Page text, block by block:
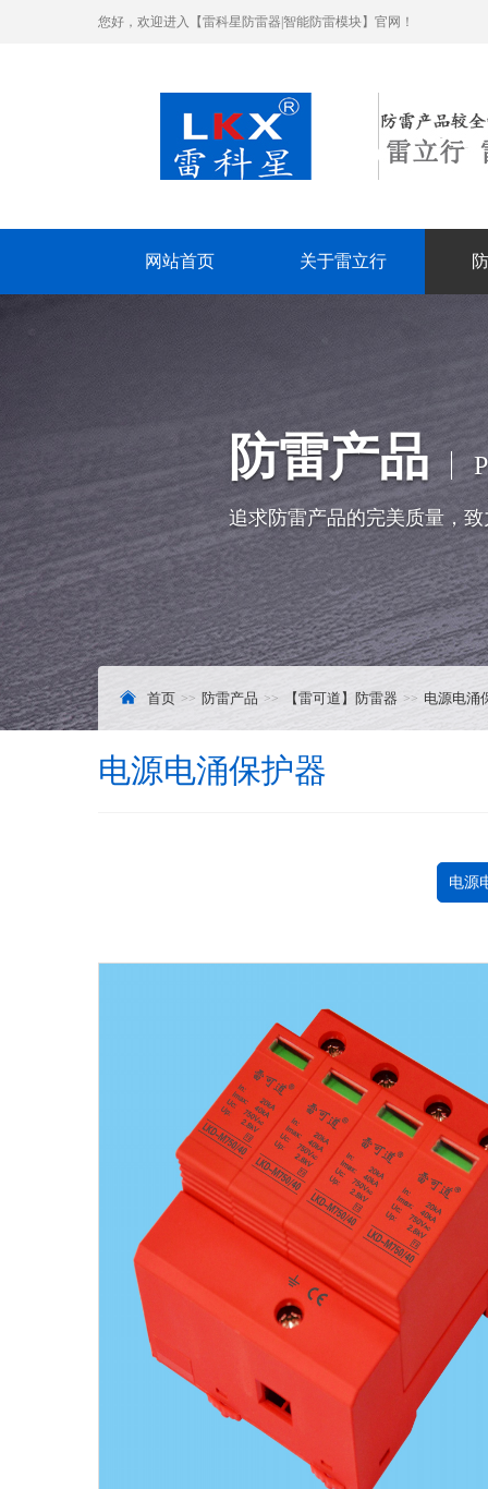
您好，欢迎进入【雷科星防雷器|智能防雷模块】官网！
网站首页 关于雷立行
防雷产品
追求防雷产品的完美质量，
首页 防雷产品 【雷可道】防雷器 电源电涌
电源电涌保护器
电源